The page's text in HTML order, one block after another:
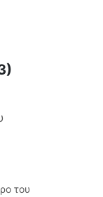
του